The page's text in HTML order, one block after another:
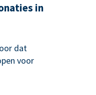
in
dat
voor